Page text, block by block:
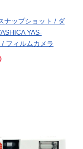
ナップショット / ダ
YAS-
フィルムカメラ